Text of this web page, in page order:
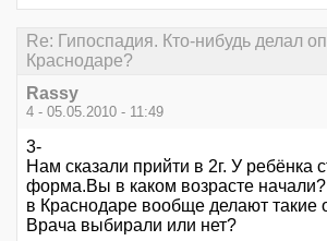
Re: Гипоспадия. Кто-нибудь делал
Краснодаре?
Rassy
4 - 05.05.2010 - 11:49
3-
Нам сказали прийти в 2г. У ребёнка
форма.Вы в каком возрасте
в Краснодаре вообще делают такие
Врача выбирали или нет?